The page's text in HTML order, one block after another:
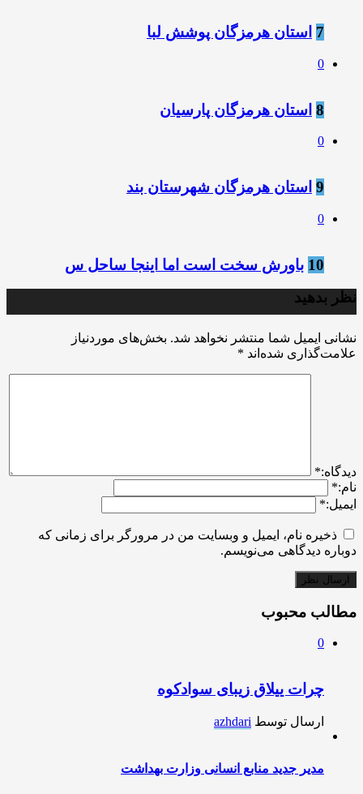
7 استان هرمزگان پوشش لبا
0
8 استان هرمزگان پارسیان
0
9 استان هرمزگان شهرستان بند
0
10 باورش سخت است اما اینجا ساحل س
نظر بدهید
نشانی ایمیل شما منتشر نخواهد شد. بخش‌های موردنیاز
علامت‌گذاری شده‌اند *
ديدگاه:*
نام:*
ایمیل:*
ذخیره نام، ایمیل و وبسایت من در مرورگر برای زمانی که
دوباره دیدگاهی می‌نویسم.
مطالب محبوب
0
چرات ییلاق زیبای سوادکوه
ارسال توسط azhdari
مدیر جدید منابع انسانی وزارت بهداشت